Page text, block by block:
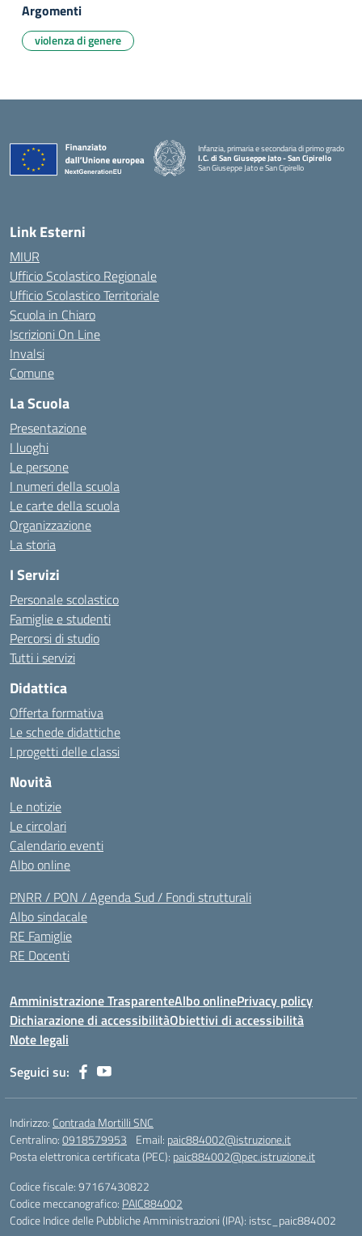
Argomenti
violenza di genere
Infanzia, primaria e secondaria di primo grado
I.C. di San Giuseppe Jato - San Cipirello
San Giuseppe Jato e San Cipirello
Link Esterni
MIUR
Ufficio Scolastico Regionale
Ufficio Scolastico Territoriale
Scuola in Chiaro
Iscrizioni On Line
Invalsi
Comune
La Scuola
Presentazione
I luoghi
Le persone
I numeri della scuola
Le carte della scuola
Organizzazione
La storia
I Servizi
Personale scolastico
Famiglie e studenti
Percorsi di studio
Tutti i servizi
Didattica
Offerta formativa
Le schede didattiche
I progetti delle classi
Novità
Le notizie
Le circolari
Calendario eventi
Albo online
PNRR / PON / Agenda Sud / Fondi strutturali
Albo sindacale
RE Famiglie
RE Docenti
Amministrazione TrasparenteAlbo onlinePrivacy policy
Dichiarazione di accessibilitàObiettivi di accessibilità
Note legali
Seguici su:
Indirizzo: Contrada Mortilli SNC
Centralino:0918579953 Email: paic884002@istruzione.it
Posta elettronica certificata (PEC): paic884002@pec.istruzione.it
Codice fiscale: 97167430822
Codice meccanografico: PAIC884002
Codice Indice delle Pubbliche Amministrazioni (IPA): istsc_paic884002